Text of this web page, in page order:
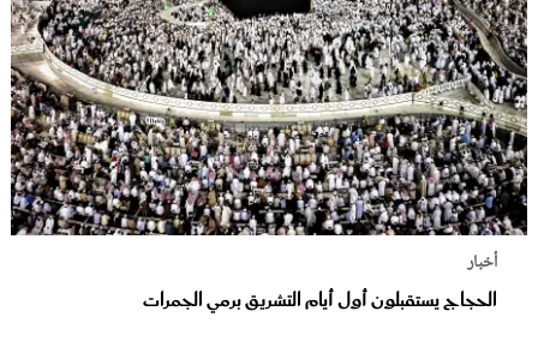
أخبار
الحجاج يستقبلون أول أيام التشريق برمي الجمرات